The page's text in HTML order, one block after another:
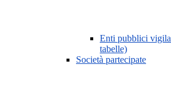
Enti pubblici
tabelle)
Società partecipate